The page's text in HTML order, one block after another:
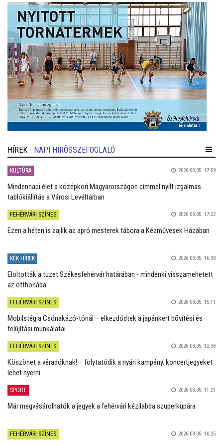
HÍREK - NAPI HÍRÖSSZEFOGLALÓ
KULTÚRA 2026.08.05. 17:59
Mindennapi élet a középkori Magyarországon címmel nyílt izgalmas
tablókiállítás a Városi Levéltárban
FEHÉRVÁRI SZÍNES 2026.08.05. 17:22
Ezen a héten is zajlik az apró mesterek tábora a Kézművesek Házában
KÉK HÍREK 2026.08.05. 16:38
Eloltották a tüzet Székesfehérvár határában - mindenki visszamehetett
az otthonába
FEHÉRVÁRI SZÍNES 2026.08.05. 15:11
Mobilstég a Csónakázó-tónál – elkezdődtek a japánkert bővítési és
felújítási munkálatai
FEHÉRVÁRI SZÍNES 2026.08.05. 12:38
Köszönet a véradóknak! – folytatódik a nyári kampány, koncertjegyeket
lehet nyerni
SPORT 2026.08.05. 11:21
Már megvásárolhatók a jegyek a fehérvári kézilabda szuperkupára
FEHÉRVÁRI SZÍNES 2026.08.05. 10:25